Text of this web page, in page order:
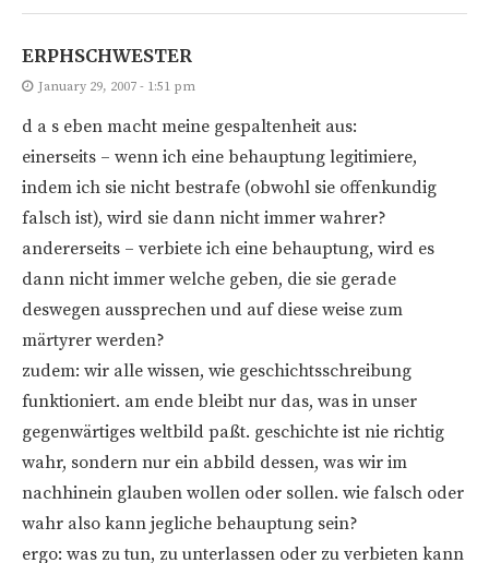
ERPHSCHWESTER
January 29, 2007 - 1:51 pm
d a s eben macht meine gespaltenheit aus:
einerseits – wenn ich eine behauptung legitimiere,
indem ich sie nicht bestrafe (obwohl sie offenkundig
falsch ist), wird sie dann nicht immer wahrer?
andererseits – verbiete ich eine behauptung, wird es
dann nicht immer welche geben, die sie gerade
deswegen aussprechen und auf diese weise zum
märtyrer werden?
zudem: wir alle wissen, wie geschichtsschreibung
funktioniert. am ende bleibt nur das, was in unser
gegenwärtiges weltbild paßt. geschichte ist nie richtig
wahr, sondern nur ein abbild dessen, was wir im
nachhinein glauben wollen oder sollen. wie falsch oder
wahr also kann jegliche behauptung sein?
ergo: was zu tun, zu unterlassen oder zu verbieten kann